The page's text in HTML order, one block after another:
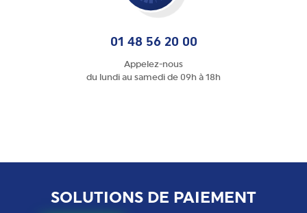
01 48 56 20 00
Appelez-nous
du lundi au samedi de 09h à 18h
SOLUTIONS DE PAIEMENT